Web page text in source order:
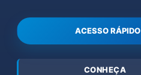
ACESSO RÁPIDO
CONHEÇA